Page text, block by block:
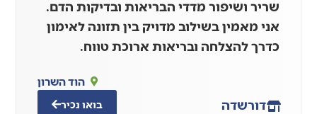
שריר ושיפור מדדי הבריאות ובדיקות הדם.
אני מאמין בשילוב מדויק בין תזונה לאימון
כדרך להצלחה ובריאות ארוכת טווח.
דורשדה
הוד השרון
בואו נכיר